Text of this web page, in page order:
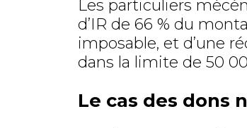
Les particuliers
d’IR de 66 % du
imposable, et d’une
dans la limite de 50
Le cas des dons